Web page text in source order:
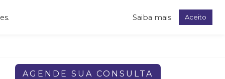
AGENDE SUA CONSULTA
Saiba mais Aceito